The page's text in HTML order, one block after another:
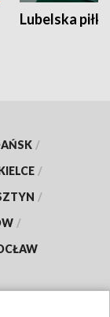
Lubelska piłka
/
/
/
/